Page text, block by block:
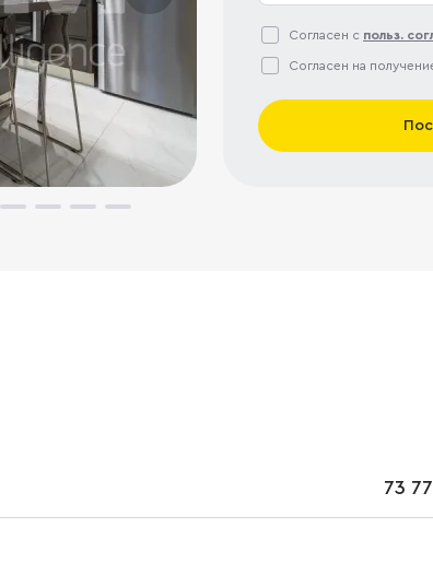
Согласен с польз.
Согласен на
73